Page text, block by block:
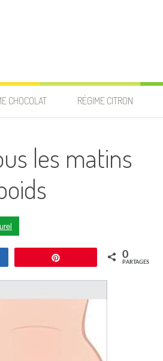
CHOCOLAT RÉGIME CITRON
les matins
0
PARTAGES